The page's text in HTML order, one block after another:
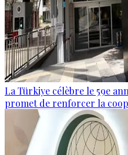
La Türkiye célèbre le 59e
promet de renforcer la